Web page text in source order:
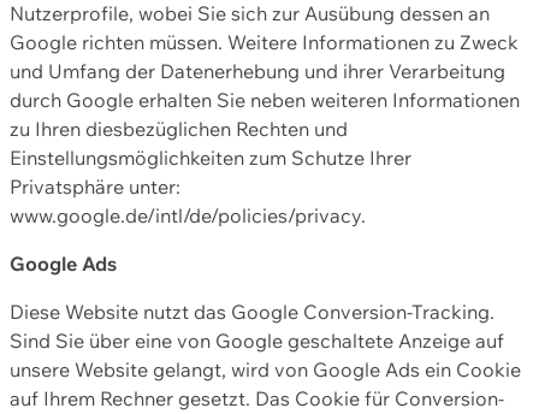
Nutzerprofile, wobei Sie sich zur Ausübung dessen an
Google richten müssen. Weitere Informationen zu Zweck
und Umfang der Datenerhebung und ihrer Verarbeitung
durch Google erhalten Sie neben weiteren Informationen
zu Ihren diesbezüglichen Rechten und
Einstellungsmöglichkeiten zum Schutze Ihrer
Privatsphäre unter:
www.google.de/intl/de/policies/privacy.
Google Ads
Diese Website nutzt das Google Conversion-Tracking.
Sind Sie über eine von Google geschaltete Anzeige auf
unsere Website gelangt, wird von Google Ads ein Cookie
auf Ihrem Rechner gesetzt. Das Cookie für Conversion-